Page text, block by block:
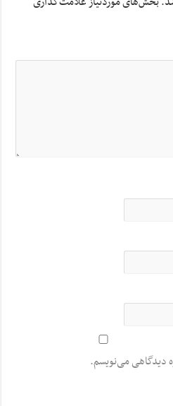
دیدگاهی می‌نویسم.